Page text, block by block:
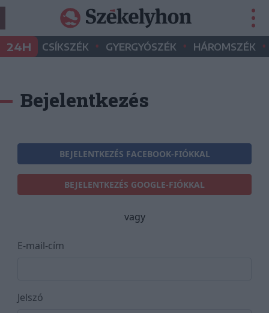
24H CSÍKSZÉK • GYERGYÓSZÉK • HÁROMSZÉK •
Bejelentkezés
BEJELENTKEZÉS FACEBOOK-FIÓKKAL
BEJELENTKEZÉS GOOGLE-FIÓKKAL
vagy
E-mail-cím
Jelszó